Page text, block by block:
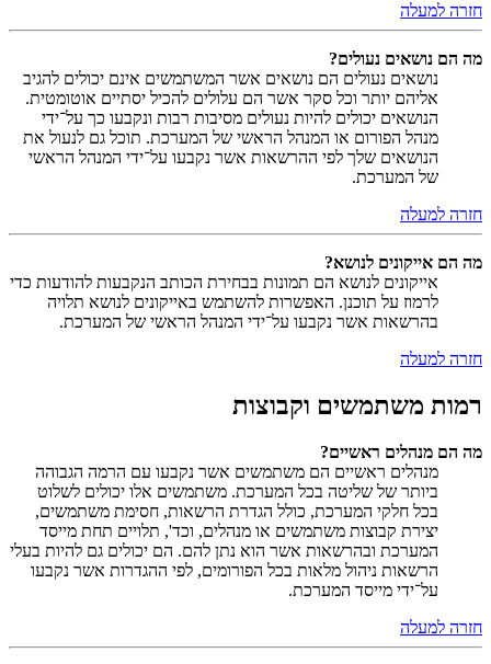
חזרה למעלה
מה הם נושאים נעולים?
נושאים נעולים הם נושאים אשר המשתמשים אינם יכולים להגיב
אליהם יותר וכל סקר אשר הם עלולים להכיל יסתיים אוטומטית.
הנושאים יכולים להיות נעולים מסיבות רבות ונקבעו כך על־ידי
מנהל הפורום או המנהל הראשי של המערכת. תוכל גם לנעול את
הנושאים שלך לפי ההרשאות אשר נקבעו על־ידי המנהל הראשי
של המערכת.
חזרה למעלה
מה הם אייקונים לנושא?
אייקונים לנושא הם תמונות בבחירת הכותב הנקבעות להודעות כדי
לרמוז על תוכנן. האפשרות להשתמש באייקונים לנושא תלויה
בהרשאות אשר נקבעו על־ידי המנהל הראשי של המערכת.
חזרה למעלה
רמות משתמשים וקבוצות
מה הם מנהלים ראשיים?
מנהלים ראשיים הם משתמשים אשר נקבעו עם הרמה הגבוהה
ביותר של שליטה בכל המערכת. משתמשים אלו יכולים לשלוט
בכל חלקי המערכת, כולל הגדרת הרשאות, חסימת משתמשים,
יצירת קבוצות משתמשים או מנהלים, וכד', תלויים תחת מייסד
המערכת ובהרשאות אשר הוא נתן להם. הם יכולים גם להיות בעלי
הרשאות ניהול מלאות בכל הפורומים, לפי ההגדרות אשר נקבעו
על־ידי מייסד המערכת.
חזרה למעלה